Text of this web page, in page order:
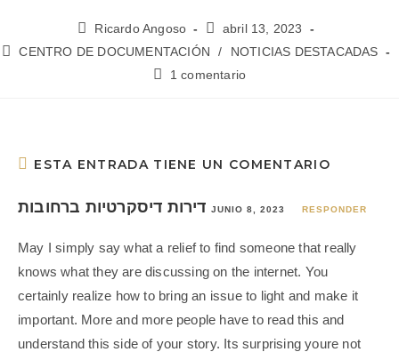
Ricardo Angoso
abril 13, 2023
CENTRO DE DOCUMENTACIÓN
/
NOTICIAS DESTACADAS
1 comentario
ESTA ENTRADA TIENE UN COMENTARIO
דירות דיסקרטיות ברחובות JUNIO 8, 2023 RESPONDER
May I simply say what a relief to find someone that really
knows what they are discussing on the internet. You
certainly realize how to bring an issue to light and make it
important. More and more people have to read this and
understand this side of your story. Its surprising youre not